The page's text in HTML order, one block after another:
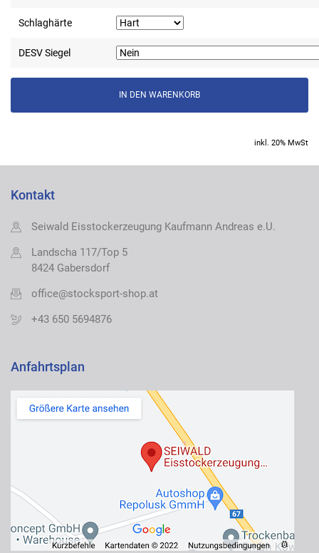
Schlaghärte
DESV Siegel
inkl. 20% MwSt
Kontakt
Seiwald Eisstockerzeugung Kaufmann Andreas e.U.
Landscha 117/Top 5
8424 Gabersdorf
office@stocksport-shop.at
+43 650 5694876
Anfahrtsplan